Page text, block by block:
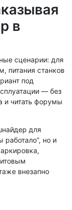
в
сценарии: для
питания станков
под
— без
и читать форумы
для
работало”, но и
внезапно